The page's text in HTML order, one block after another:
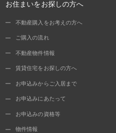
お住まいをお探しの方へ
不動産購入をお考えの方へ
ご購入の流れ
不動産物件情報
賃貸住宅をお探しの方へ
お申込みからご入居まで
お申込みにあたって
お申込みの資格等
物件情報